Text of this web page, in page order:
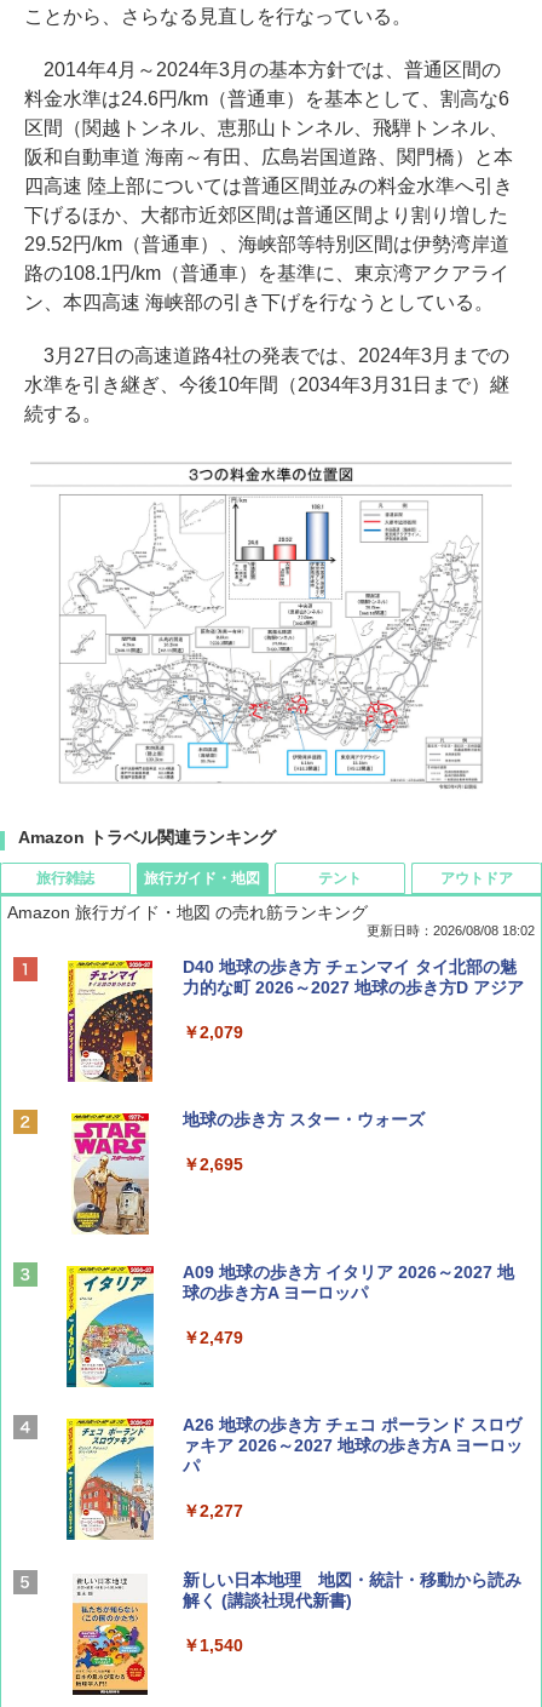
ことから、さらなる見直しを行なっている。
2014年4月～2024年3月の基本方針では、普通区間の
料金水準は24.6円/km（普通車）を基本として、割高な6
区間（関越トンネル、恵那山トンネル、飛騨トンネル、
阪和自動車道 海南～有田、広島岩国道路、関門橋）と本
四高速 陸上部については普通区間並みの料金水準へ引き
下げるほか、大都市近郊区間は普通区間より割り増した
29.52円/km（普通車）、海峡部等特別区間は伊勢湾岸道
路の108.1円/km（普通車）を基準に、東京湾アクアライ
ン、本四高速 海峡部の引き下げを行なうとしている。
3月27日の高速道路4社の発表では、2024年3月までの
水準を引き継ぎ、今後10年間（2034年3月31日まで）継
続する。
Amazon トラベル関連ランキング
旅行雑誌
BE-PAL(ビ-パル) 2026年 9 月号【特別付録:
SOTO ミニマル"旅"財布 ランダム2種】
￥1,500
ディズニーファン ２０２６年 ９月号 [雑
山と溪谷 2026年8月号「南アルプス大全」
Coyote No.89 特集 星野道夫 夢見る旅
￥1,540
AIRLINE（エアライン）2026年9月号【特
集】ボーイング110周年を祝して！
￥1,760
旅行ガイド・地図
Amazon 旅行ガイド・地図 の売れ筋ランキング
更新日時：2026/08/08 18:02
D40 地球の歩き方 チェンマイ タイ北部の魅
力的な町 2026～2027 地球の歩き方D アジア
￥2,079
地球の歩き方 スター・ウォーズ
￥2,695
A09 地球の歩き方 イタリア 2026～2027 地
球の歩き方A ヨーロッパ
￥2,479
A26 地球の歩き方 チェコ ポーランド スロヴ
ァキア 2026～2027 地球の歩き方A ヨーロッ
パ
￥2,277
新しい日本地理 地図・統計・移動から読み
解く (講談社現代新書)
￥1,540
テント アウトドア